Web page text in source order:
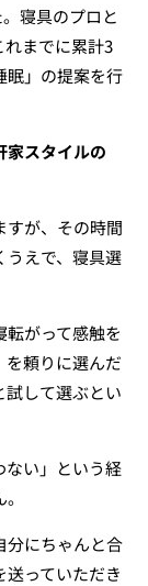
寝具のプロと
れまでに累計3
眠」の提案を行
家スタイルの
すが、その時間
うえで、寝具選
がって感触を
頼りに選んだ
試して選ぶとい
ない」という経
分にちゃんと合
っていただき